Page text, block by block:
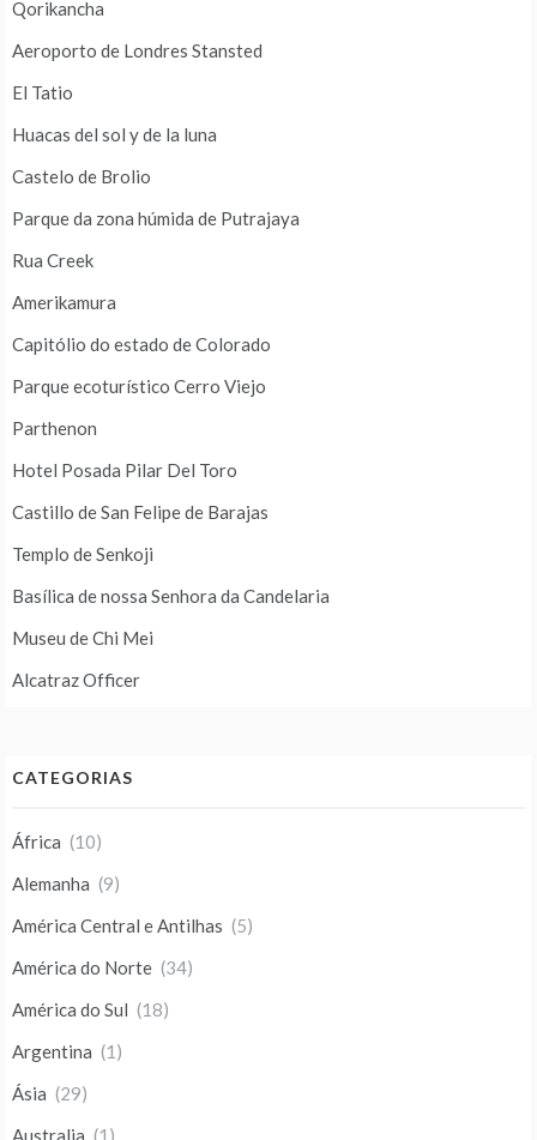
Qorikancha
Aeroporto de Londres Stansted
El Tatio
Huacas del sol y de la luna
Castelo de Brolio
Parque da zona húmida de Putrajaya
Rua Creek
Amerikamura
Capitólio do estado de Colorado
Parque ecoturístico Cerro Viejo
Parthenon
Hotel Posada Pilar Del Toro
Castillo de San Felipe de Barajas
Templo de Senkoji
Basílica de nossa Senhora da Candelaria
Museu de Chi Mei
Alcatraz Officer
CATEGORIAS
África (10)
Alemanha (9)
América Central e Antilhas (5)
América do Norte (34)
América do Sul (18)
Argentina (1)
Ásia (29)